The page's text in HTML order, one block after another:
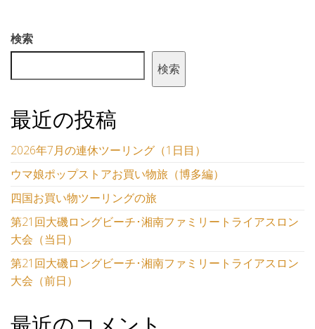
検索
検索
最近の投稿
2026年7月の連休ツーリング（1日目）
ウマ娘ポップストアお買い物旅（博多編）
四国お買い物ツーリングの旅
第21回大磯ロングビーチ･湘南ファミリートライアスロン
大会（当日）
第21回大磯ロングビーチ･湘南ファミリートライアスロン
大会（前日）